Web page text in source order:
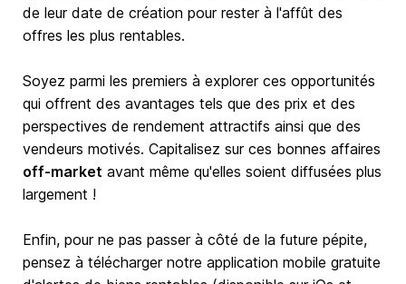
de leur date de création pour rester à l'affût des
offres les plus rentables.
Soyez parmi les premiers à explorer ces opportunités
qui offrent des avantages tels que des prix et des
perspectives de rendement attractifs ainsi que des
vendeurs motivés. Capitalisez sur ces bonnes affaires
off-market avant même qu'elles soient diffusées plus
largement !
Enfin, pour ne pas passer à côté de la future pépite,
pensez à télécharger notre application mobile gratuite